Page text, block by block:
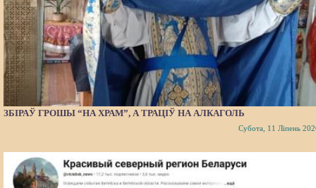
ЗБІРАЎ ГРОШЫ “НА ХРАМ”, А ТРАЦІЎ НА АЛКАГОЛЬ
Субота, 11 Ліпень